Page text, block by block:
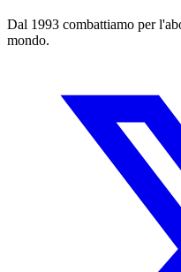
Dal 1993 combattiamo per
mondo.